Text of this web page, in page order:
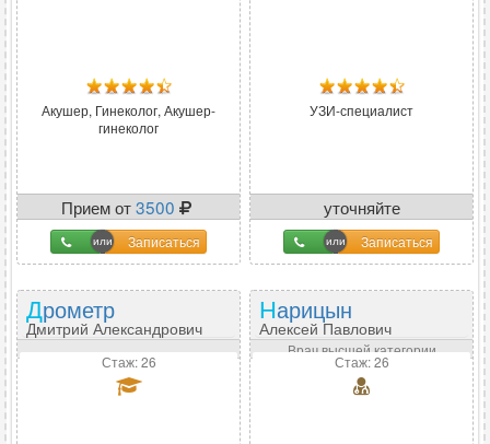
Акушер, Гинеколог, Акушер-
гинеколог
Прием от3500
Записаться
УЗИ-специалист
уточняйте
Записаться
Дрометр
Дмитрий Александрович
Стаж: 26
Нарицын
Алексей Павлович
Врач высшей категории
Стаж: 26